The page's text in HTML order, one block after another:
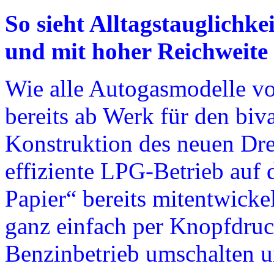
So sieht
und mit hoher Reichweite
Wie alle Autogasmodelle
bereits ab Werk für den
Konstruktion des neuen
effiziente LPG-Betrieb auf
Papier“ bereits
ganz einfach per
Benzinbetrieb umschalten